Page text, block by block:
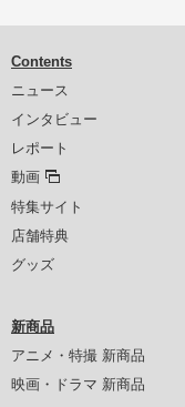
Contents
ニュース
インタビュー
レポート
動画
特集サイト
店舗特典
グッズ
新商品
アニメ・特撮 新商品
映画・ドラマ 新商品